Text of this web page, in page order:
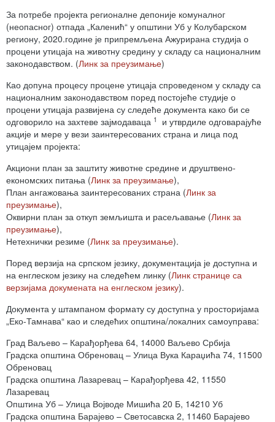
За потребе пројекта регионалне депоније комуналног
(неопасног) отпада „Каленић“ у општини Уб у Колубарском
региону, 2020.године је припремљена Ажурирана студија о
процени утицаја на животну средину у складу са националним
законодавством. (Линк за преузимање)
Као допуна процесу процене утицаја спроведеном у складу са
националним законодавством поред постојеће студије о
процени утицаја развијена су следеће документа како би се
одговорило на захтеве зајмодаваца 1
и утврдиле одговарајуће
акције и мере у вези заинтересованих страна и лица под
утицајем пројекта:
Акциони план за заштиту животне средине и друштвено-
економских питања (Линк за преузимање),
План ангажовања заинтересованих страна (Линк за
преузимање),
Оквирни план за откуп земљишта и расељавање (Линк за
преузимање),
Нетехнички резиме (Линк за преузимање).
Поред верзија на српском језику, документација је доступна и
на енглеском језику на следећем линку (Линк странице са
верзијама докумената на енглеском језику).
Документа у штампаном формату су доступна у просторијама
„Еко-Тамнава“ као и следећих општина/локалних самоуправа:
Град Ваљево – Карађорђева 64, 14000 Ваљево Србија
Градска општина Обреновац – Улица Вука Караџића 74, 11500
Обреновац
Градска општина Лазаревац – Карађорђева 42, 11550
Лазаревац
Општина Уб – Улица Војводе Мишића 20 Б, 14210 Уб
Градска општина Барајево – Светосавска 2, 11460 Барајево